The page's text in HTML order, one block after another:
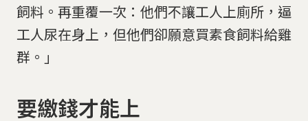
飼料。再重覆一次：他們不讓工人上廁所，逼
工人尿在身上，但他們卻願意買素食飼料給雞
群。」
要繳錢才能上